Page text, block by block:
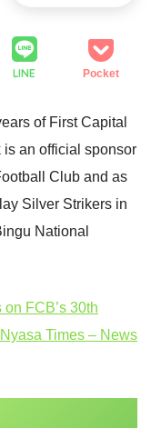
LINE Pocket
of First Capital
is an official sponsor
Club and as
Silver Strikers in
National
FCB’s 30th
Times – News